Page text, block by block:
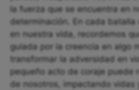
la fuerza que se encuentra en
determinación. En cada batalla
en nuestra vida, recordemos
guiada por la creencia en algo
transformar la adversidad en
pequeño acto de coraje puede
de nosotros, impactando vidas